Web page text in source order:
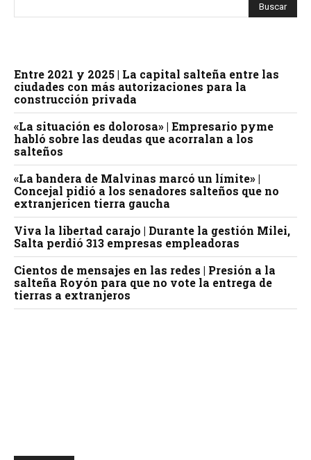
Entre 2021 y 2025 | La capital salteña entre las
ciudades con más autorizaciones para la
construcción privada
«La situación es dolorosa» | Empresario pyme
habló sobre las deudas que acorralan a los
salteños
«La bandera de Malvinas marcó un límite» |
Concejal pidió a los senadores salteños que no
extranjericen tierra gaucha
Viva la libertad carajo | Durante la gestión Milei,
Salta perdió 313 empresas empleadoras
Cientos de mensajes en las redes | Presión a la
salteña Royón para que no vote la entrega de
tierras a extranjeros